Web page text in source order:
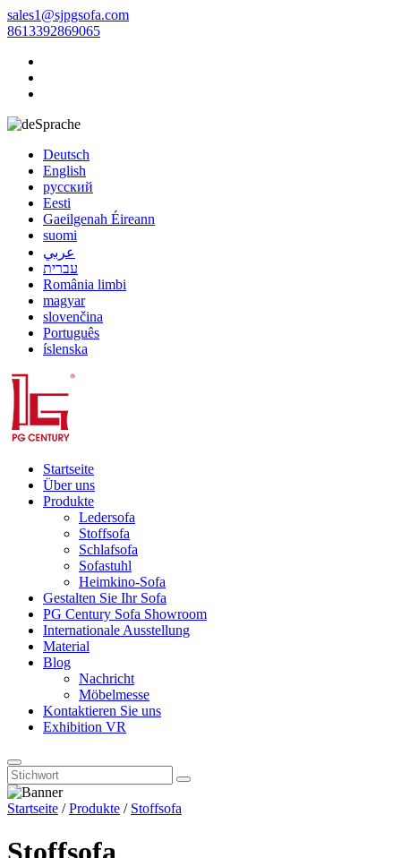
sales1@sjpgsofa.com
8613392869065
Sprache
Deutsch
English
русский
Eesti
Gaeilgenah Éireann
suomi
عربي
עברית
România limbi
magyar
slovenčina
Português
íslenska
Startseite
Über uns
Produkte
Ledersofa
Stoffsofa
Schlafsofa
Sofastuhl
Heimkino-Sofa
Gestalten Sie Ihr Sofa
PG Century Sofa Showroom
Internationale Ausstellung
Material
Blog
Nachricht
Möbelmesse
Kontaktieren Sie uns
Exhibition VR
Startseite /Produkte / Stoffsofa